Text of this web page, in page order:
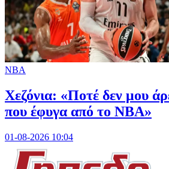
NBA
Χεζόνια: «Ποτέ δεν μου
που έφυγα από το NBA»
01-08-2026 10:04